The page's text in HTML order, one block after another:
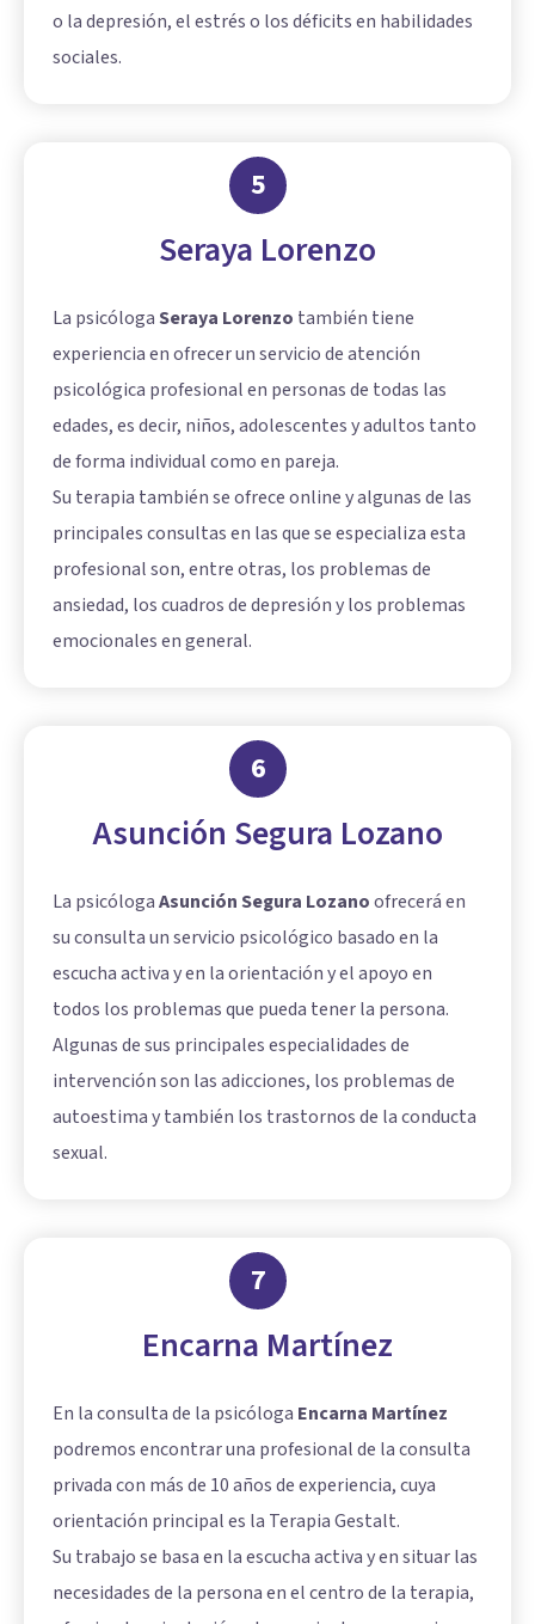
o la depresión, el estrés o los déficits en habilidades
sociales.
5
Seraya Lorenzo
La psicólogaSeraya Lorenzo también tiene
experiencia en ofrecer un servicio de atención
psicológica profesional en personas de todas las
edades, es decir, niños, adolescentes y adultos tanto
de forma individual como en pareja.
Su terapia también se ofrece online y algunas de las
principales consultas en las que se especializa esta
profesional son, entre otras, los problemas de
ansiedad, los cuadros de depresión y los problemas
emocionales en general.
6
Asunción Segura Lozano
La psicólogaAsunción Segura Lozanoofrecerá en
su consulta un servicio psicológico basado en la
escucha activa y en la orientación y el apoyo en
todos los problemas que pueda tener la persona.
Algunas de sus principales especialidades de
intervención son las adicciones, los problemas de
autoestima y también los trastornos de la conducta
sexual.
7
Encarna Martínez
En la consulta de la psicóloga Encarna Martínez
podremos encontrar una profesional de la consulta
privada con más de 10 años de experiencia, cuya
orientación principal es la Terapia Gestalt.
Su trabajo se basa en la escucha activa y en situar las
necesidades de la persona en el centro de la terapia,